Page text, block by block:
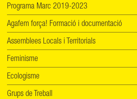
Programa Marc 2019-2023
Agafem força! Formació i documentació
Assemblees Locals i Territorials
Feminisme
Ecologisme
Grups de Treball